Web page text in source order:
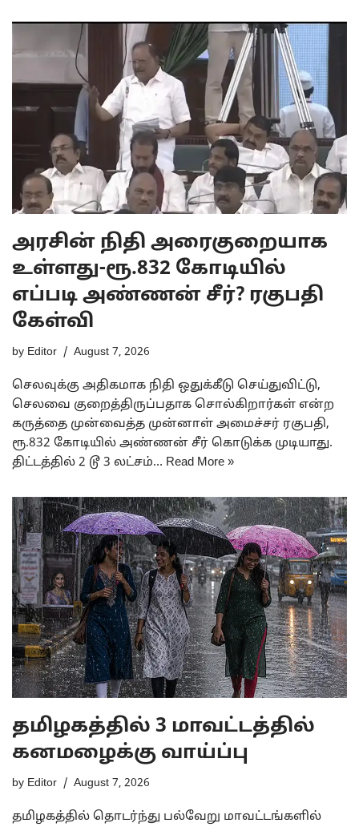
அரசின் நிதி அரைகுறையாக
உள்ளது-ரூ.832 கோடியில்
எப்படி அண்ணன் சீர்? ரகுபதி
கேள்வி
by Editor August 7, 2026
செலவுக்கு அதிகமாக நிதி ஒதுக்கீடு செய்துவிட்டு,
செலவை குறைத்திருப்பதாக சொல்கிறார்கள் என்ற
கருத்தை முன்வைத்த முன்னாள் அமைச்சர் ரகுபதி,
ரூ.832 கோடியில் அண்ணன் சீர் கொடுக்க முடியாது.
திட்டத்தில் 2 டூ 3 லட்சம்… Read More »
தமிழகத்தில் 3 மாவட்டத்தில்
கனமழைக்கு வாய்ப்பு
by Editor August 7, 2026
தமிழகத்தில் தொடர்ந்து பல்வேறு மாவட்டங்களில்